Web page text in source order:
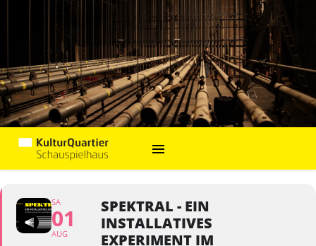
SA
01
AUG
SPEKTRAL - EIN
INSTALLATIVES
EXPERIMENT IM